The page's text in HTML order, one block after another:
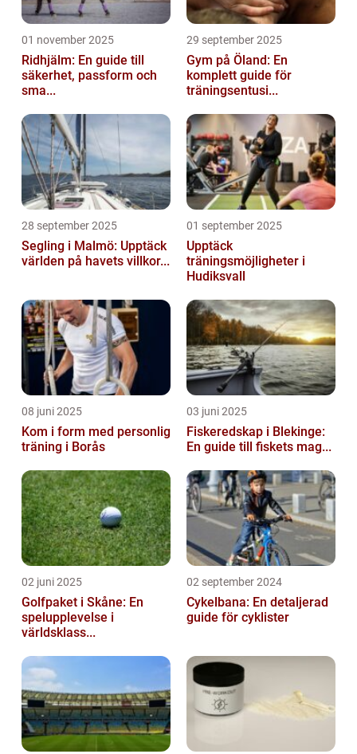
01 november 2025
Ridhjälm: En guide till
säkerhet, passform och
sma...
29 september 2025
Gym på Öland: En
komplett guide för
träningsentusi...
28 september 2025
Segling i Malmö: Upptäck
världen på havets villkor...
01 september 2025
Upptäck
träningsmöjligheter i
Hudiksvall
08 juni 2025
Kom i form med personlig
träning i Borås
03 juni 2025
Fiskeredskap i Blekinge:
En guide till fiskets mag...
02 juni 2025
Golfpaket i Skåne: En
spelupplevelse i
världsklass...
02 september 2024
Cykelbana: En detaljerad
guide för cyklister